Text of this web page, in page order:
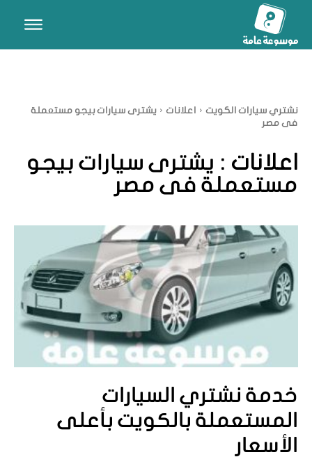
نشتري سيارات الكويت اعلانات
يشترى سيارات بيجو مستعملة
فى مصر
اعلانات : يشترى سيارات بيجو
مستعملة فى مصر
خدمة نشتري السيارات
المستعملة بالكويت بأعلى
الأسعار